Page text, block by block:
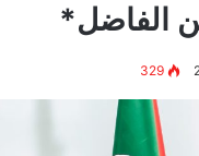
الفاضل*
329